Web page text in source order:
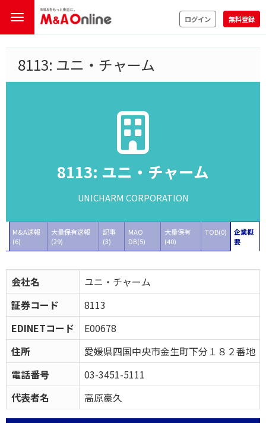
ログイン 無料登録
8113: ユニ・チャーム
8113: ユニ・チャーム
UNICHARM CORPORATION
M&A速報
(6)
大量保有速報
(29)
記事
(3)
MAO
DB(5)
大量保有
(40)
TOB(0)
企業概
要
会社名
ユニ・チャーム
証券コード
8113
EDINETコード
E00678
住所
愛媛県四国中央市金生町下分１８２番地
電話番号
03-3451-5111
代表者名
高原豪久